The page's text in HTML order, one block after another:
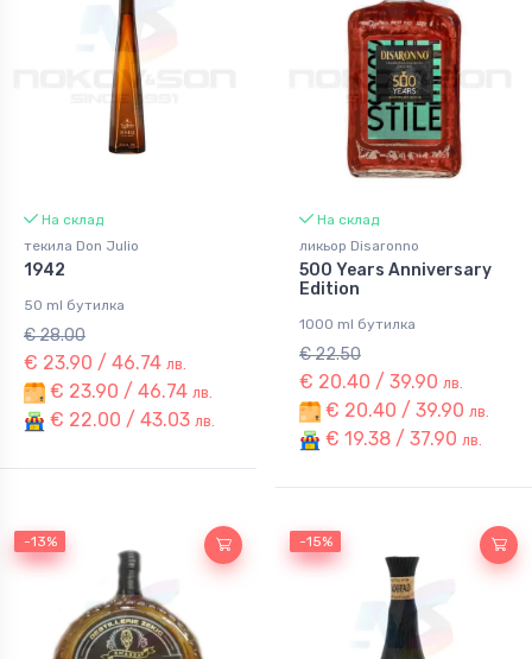
На склад
текила Don Julio
1942
50 ml бутилка
€ 28.00
€ 23.90 / 46.74 лв.
€ 23.90 / 46.74 лв.
€ 22.00 / 43.03 лв.
На склад
ликьор Disaronno
500 Years Anniversary
Edition
1000 ml бутилка
€ 22.50
€ 20.40 / 39.90 лв.
€ 20.40 / 39.90 лв.
€ 19.38 / 37.90 лв.
-13%
-13% -15%
-15%